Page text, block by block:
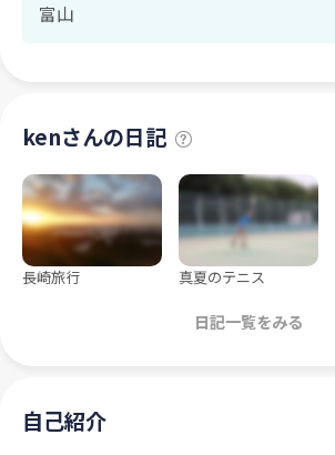
富山
kenさんの日記
長崎旅行 真夏のテニス
日記一覧をみる
自己紹介